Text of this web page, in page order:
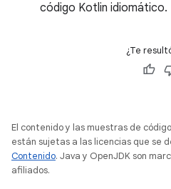
código Kotlin idiomático.
¿Te
El contenido y las muestras de
están sujetas a las licencias que se
Contenido. Java y OpenJDK son
afiliados.